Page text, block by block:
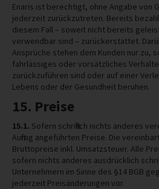
Enaris ist berechtigt, ohne Angabe von
jederzeit zurückzutreten. Bereits
diesem Fall – soweit nicht bereits
verwendbar sind – zurückerstattet.
Ansprüche stehen dem Kunden nur zu,
fahrlässiges oder vorsätzliches
zurückzuführen sind oder auf einer
Lebens oder der Gesundheit beruhen.
15. Preise
15.1. Sofern schriftlich nichts anderes
Auftrag angeführten Preise. Die
Bruttopreise inkl. Umsatzsteuer. Alle
sofern nichts anderes ausdrücklich
Unternehmern im Sinne des §14 BGB
jederzeit Preisänderungen vor.